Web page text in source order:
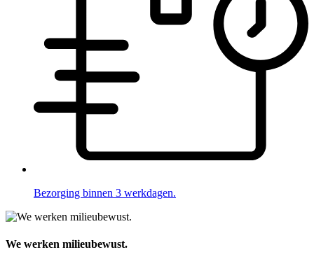
Bezorging binnen 3 werkdagen.
We werken milieubewust.